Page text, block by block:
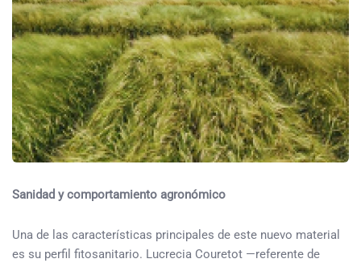
Sanidad y comportamiento agronómico
Una de las características principales de este nuevo material
es su perfil fitosanitario. Lucrecia Couretot —referente de